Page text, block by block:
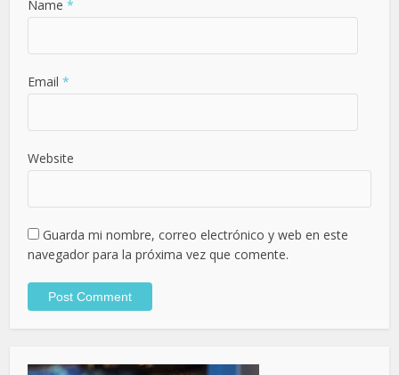
Name *
Email *
Website
Guarda mi nombre, correo electrónico y web en este
navegador para la próxima vez que comente.